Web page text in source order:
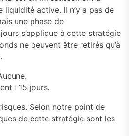
liquidité active. Il n’y a pas de
une phase de
s’applique à cette stratégie
ne peuvent être retirés qu’à
: 15 jours.
Selon notre point de
de cette stratégie sont les